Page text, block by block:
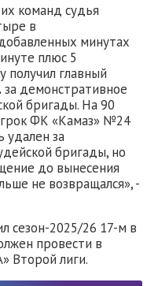
команд судья
в
минутах
плюс 5
получил главный
за демонстративное
бригады. На 90
ФК «Камаз» №24
за
бригады, но
до вынесения
не возвращался», -
сезон-2025/26 17-м в
провести в
Второй лиги.